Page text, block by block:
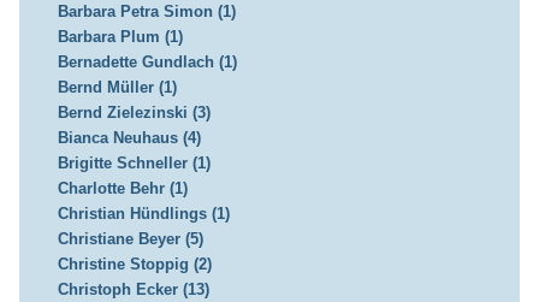
Barbara Petra Simon (1)
Barbara Plum (1)
Bernadette Gundlach (1)
Bernd Müller (1)
Bernd Zielezinski (3)
Bianca Neuhaus (4)
Brigitte Schneller (1)
Charlotte Behr (1)
Christian Hündlings (1)
Christiane Beyer (5)
Christine Stoppig (2)
Christoph Ecker (13)